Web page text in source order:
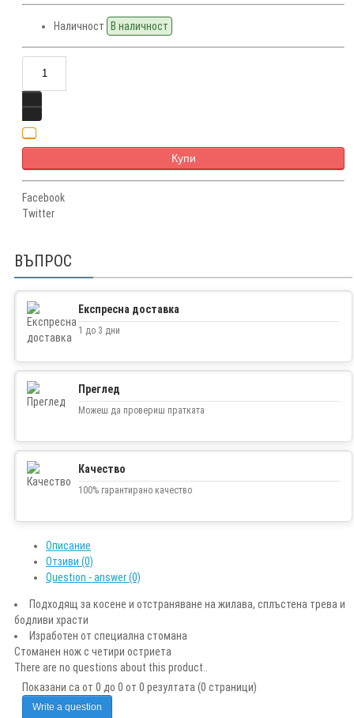
Наличност В наличност
Купи
Facebook
Twitter
ВЪПРОС
Експресна доставка
1 до 3 дни
Преглед
Можеш да провериш пратката
Качество
100% гарантирано качество
Описание
Отзиви (0)
Question - answer (0)
Подходящ за косене и отстраняване на жилава, сплъстена трева и
бодливи храсти
Изработен от специална стомана
Стоманен нож с четири остриета
There are no questions about this product..
Показани са от 0 до 0 от 0 резултата (0 страници)
Write a question